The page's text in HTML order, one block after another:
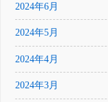
2024年6月
2024年5月
2024年4月
2024年3月